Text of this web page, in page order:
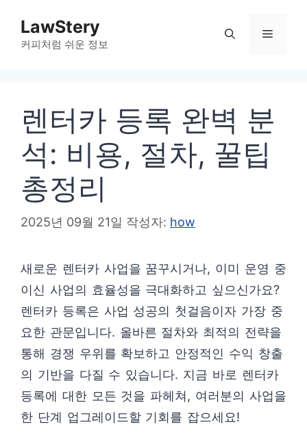
LawStery
커피처럼 쉬운 정보
메
렌터카 등록 완벽 분
석: 비용, 절차, 꿀팁
총정리
2025년 09월 21일 작성자: how
새로운 렌터카 사업을 꿈꾸시거나, 이미 운영 중
이신 사업의 효율성을 극대화하고 싶으신가요?
렌터카 등록은 사업 성공의 첫걸음이자 가장 중
요한 관문입니다. 올바른 절차와 최적의 전략을
통해 경쟁 우위를 확보하고 안정적인 수익 창출
의 기반을 다질 수 있습니다. 지금 바로 렌터카
등록에 대한 모든 것을 파헤쳐, 여러분의 사업을
한 단계 업그레이드할 기회를 잡으세요!